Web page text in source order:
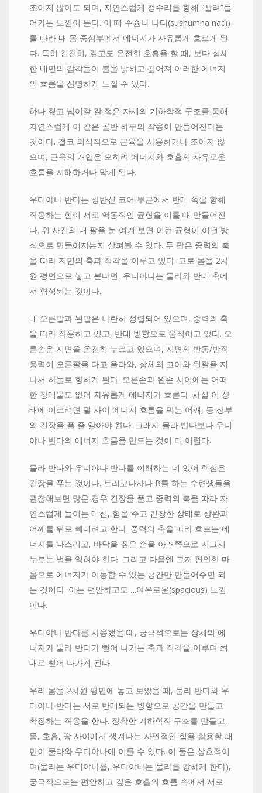
조이지 않아도 되며, 자연스럽게 정수리를 향해 “빨려”들
어가는 느낌이 든다. 이 때 수슘나 나디(sushumna nadi)
를 따라 내 몸 중심부에서 에너지가 자유롭게 흐르게 된
다. 특히 천천히, 깊고도 온전한 호흡을 할 때, 보다 섬세
한 내면의 감각들이 불을 밝히고 깊어져 이러한 에너지
의 흐름을 선명하게 느낄 수 있다.
하나 짚고 넘어갈 갈 점은 자세의 기하학적 구조를 통해
자연스럽게 이 같은 골반 하부의 작용이 만들어진다는
것이다. 결코 의식적으로 근육을 사용하거나 조이지 않
으며, 근육의 개입은 오히려 에너지와 호흡의 자유로운
흐름을 저해하거나 막게 된다.
우디야나 반다는 상반신 코어 부근에서 반대 쪽을 향해
작용하는 힘이 서로 역동적인 균형을 이룰 때 만들어진
다. 위 사진의 내 팔을 눈 여겨 보면 이런 균형이 어떤 방
식으로 만들어지는지 살펴볼 수 있다. 두 팔은 중력의 축
을 따라 지면의 축과 직각을 이루고 있다. 고로 몸을 2차
원 평면으로 놓고 본다면, 우디야나는 물라와 반대 축에
서 형성되는 것이다.
내 오른팔과 왼팔은 나란히 정렬되어 있으며, 중력의 축
을 따라 작용하고 있고, 반대 방향으로 움직이고 있다. 오
른손은 지면을 온전히 누르고 있으며, 지면의 반동/반작
용력이 오른팔을 타고 올라와, 상체의 코어와 왼팔을 지
나서 하늘로 향하게 된다. 오른손과 왼손 사이에는 어떠
한 장애물도 없어 자유롭게 에너지가 흐른다. 사실 이 상
태에 이르려면 팔 사이 에너지 흐름을 막는 어깨, 등 상부
의 긴장을 풀 줄 알아야 한다. 그래서 물라 반다보다 우디
야나 반다의 에너지 흐름을 만드는 것이 더 어렵다.
물라 반다와 우디야나 반다를 이해하는 데 있어 핵심은
긴장을 푸는 것이다. 트리코나사나 B를 하는 수련생들을
관찰해보면 많은 경우 긴장을 풀고 중력의 축을 따라 자
연스럽게 늘이는 대신, 힘을 주고 긴장한 상태로 상완과
어깨를 뒤로 빼내려고 한다. 중력의 축을 따라 흐르는 에
너지를 다스리고, 바닥을 짚은 손을 아래쪽으로 지그시
누르는 법을 익혀야 한다. 그리고 다음엔 그저 편안한 마
음으로 에너지가 이동할 수 있는 공간만 만들어주면 되
는 것이다. 이는 편안하고도….여유로운(spacious) 느낌
이다.
우디야나 반다를 사용했을 때, 궁극적으로는 상체의 에
너지가 물라 반다가 뻗어 나가는 축과 직각을 이루며 최
대로 뻗어 나가게 된다.
우리 몸을 2차원 평면에 놓고 보았을 때, 물라 반다와 우
디야나 반다는 서로 반대되는 방향으로 공간을 만들고
확장하는 작용을 한다. 정확한 기하학적 구조를 만들고,
몸, 호흡, 땅 사이에서 생겨나는 자연적인 힘을 활용할 때
만이 물라와 우디야나에 이를 수 있다. 이 둘은 상호적이
며(물라는 우디야나를, 우디야나는 물라를 강하게 한다),
궁극적으로는 편안하고 깊은 호흡의 흐름 속에서 서로